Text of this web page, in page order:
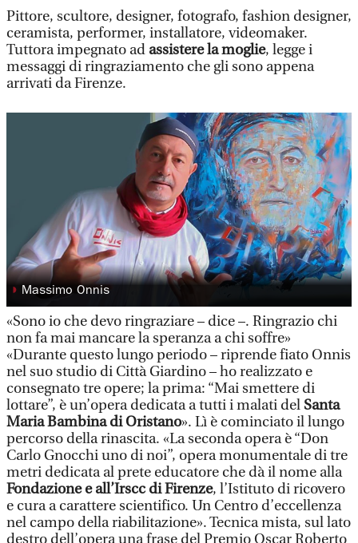
Pittore, scultore, designer, fotografo, fashion designer,
ceramista, performer, installatore, videomaker.
Tuttora impegnato ad assistere la moglie, legge i
messaggi di ringraziamento che gli sono appena
arrivati da Firenze.
◗ Massimo Onnis
«Sono io che devo ringraziare – dice –. Ringrazio chi
non fa mai mancare la speranza a chi soffre»
«Durante questo lungo periodo – riprende fiato Onnis
nel suo studio di Città Giardino – ho realizzato e
consegnato tre opere; la prima: “Mai smettere di
lottare”, è un’opera dedicata a tutti i malati del Santa
Maria Bambina di Oristano». Lì è cominciato il lungo
percorso della rinascita. «La seconda opera è “Don
Carlo Gnocchi uno di noi”, opera monumentale di tre
metri dedicata al prete educatore che dà il nome alla
Fondazione e all’Irscc di Firenze, l’Istituto di ricovero
e cura a carattere scientifico. Un Centro d’eccellenza
nel campo della riabilitazione». Tecnica mista, sul lato
destro dell’opera una frase del Premio Oscar Roberto